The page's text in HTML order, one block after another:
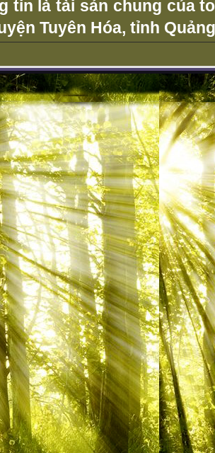
tin là tài sản chung của
Tuyên Hóa, tỉnh